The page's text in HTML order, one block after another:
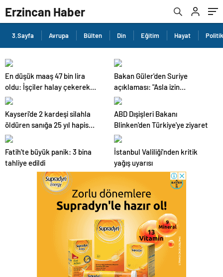
Erzincan Haber
3.Sayfa Avrupa Bülten Din Eğitim Hayat
En düşük maaş 47 bin lira
oldu: İşçiler halay çekerek
kutladı
Bakan Güler'den Suriye
açıklaması: "Asla izin
vermeyeceğiz"
Kayseri'de 2 kardeşi silahla
öldüren sanığa 25 yıl hapis
cezası verildi
ABD Dışişleri Bakanı
Blinken'den Türkiye'ye ziyaret
Fatih'te büyük panik: 3 bina
tahliye edildi
İstanbul Valiliği'nden kritik
yağış uyarısı